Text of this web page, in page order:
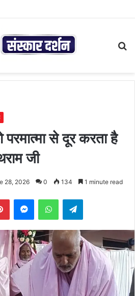
से दूर करता है
जी
28, 2026 0 134 1 minute read
PinterestMessengerWhatsAppTelegram